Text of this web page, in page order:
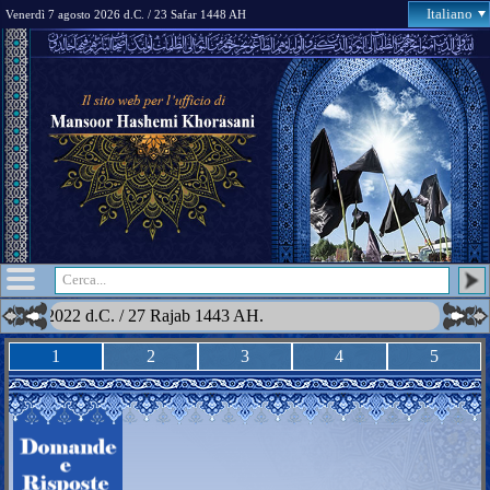
Venerdì 7 agosto 2026 d.C. / 23 Safar 1448 AH Italiano
2022 d.C. / 27 Rajab 1443 AH.
1 2 3 4 5